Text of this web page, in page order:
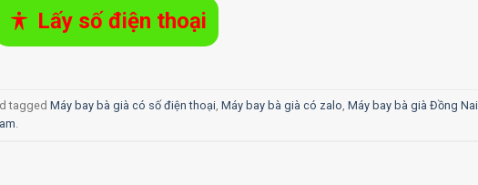
Lấy số điện thoại
tagged Máy bay bà già có số điện thoại Máy bay bà già có zalo Máy bay bà già Đồng Nai